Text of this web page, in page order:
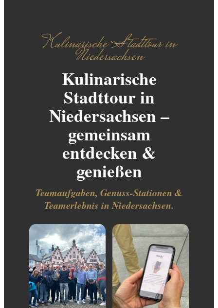
Kulinarische Stadttour in
Niedersachsen
Kulinarische
Stadttour in
Niedersachsen –
gemeinsam
entdecken &
genießen
Teamaufgaben, Genuss-Stationen &
Teamerlebnis in Niedersachsen.